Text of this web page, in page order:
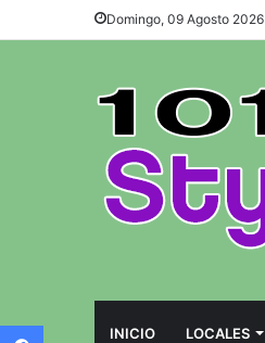
Domingo, 09 Agosto 2026
INICIO LOCALES